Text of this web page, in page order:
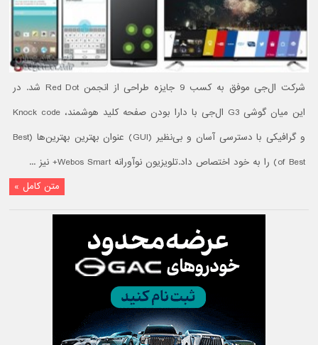
شرکت ال‌جی موفق به کسب 9 جایزه طراحی از انجمن Red Dot شد. در
این میان گوشی G3 ال‌جی با دارا بودن صفحه کلید هوشمند، Knock code
و گرافیکی با دسترسی آسان و بی‌نظیر (GUI) عنوان بهترین بهترین‌ها (Best
of Best) را به خود اختصاص داد.تلویزیون نوآورانه Webos Smart+ نیز ...
متن کامل »